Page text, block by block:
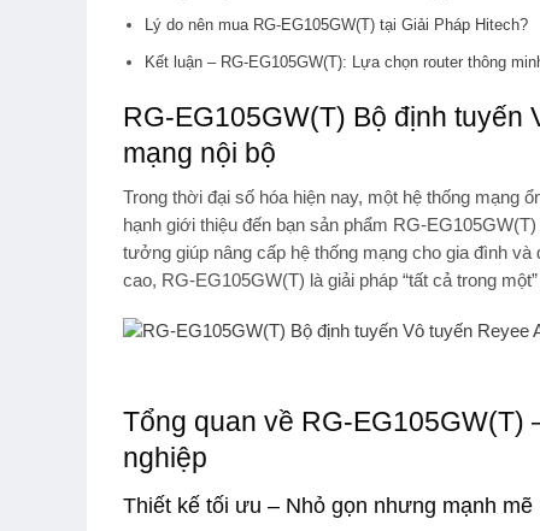
Lý do nên mua RG-EG105GW(T) tại Giải Pháp Hitech?
Kết luận – RG-EG105GW(T): Lựa chọn router thông
RG-EG105GW(T) Bộ định tuyến
mạng nội bộ
Trong thời đại số hóa hiện nay, một hệ thống mạng
hạnh giới thiệu đến bạn sản phẩm RG-
tưởng giúp nâng cấp hệ thống mạng cho gia đình
cao, RG-EG105GW(T) là giải pháp “tất cả trong
Tổng quan về RG-EG105GW(T)
nghiệp
Thiết kế tối ưu – Nhỏ gọn nhưng mạnh mẽ